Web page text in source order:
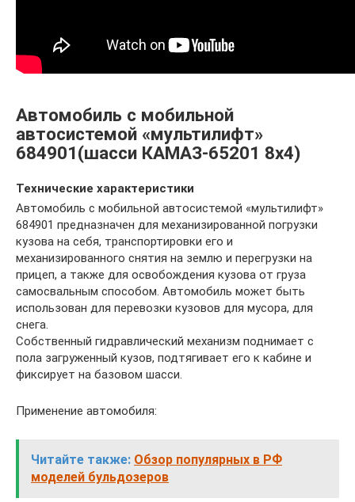
Автомобиль с мобильной
автосистемой «мультилифт»
684901(шасси КАМАЗ-65201 8х4)
Технические характеристики
Автомобиль с мобильной автосистемой «мультилифт»
684901 предназначен для механизированной погрузки
кузова на себя, транспортировки его и
механизированного снятия на землю и перегрузки на
прицеп, а также для освобождения кузова от груза
самосвальным способом. Автомобиль может быть
использован для перевозки кузовов для мусора, для
снега.
Собственный гидравлический механизм поднимает с
пола загруженный кузов, подтягивает его к кабине и
фиксирует на базовом шасси.
Применение автомобиля:
Читайте также: Обзор популярных в РФ
моделей бульдозеров